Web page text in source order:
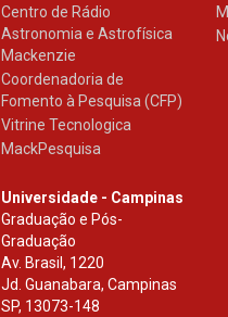
Centro de Rádio
Astronomia e Astrofísica
Mackenzie
Coordenadoria de
Fomento à Pesquisa (CFP)
Vitrine Tecnologica
MackPesquisa
Universidade - Campinas
Graduação e Pós-
Graduação
Av. Brasil, 1220
Jd. Guanabara, Campinas
SP, 13073-148